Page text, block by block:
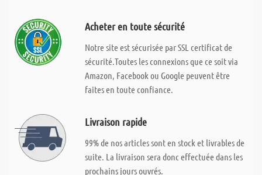
Acheter en toute sécurité
Notre site est sécurisée par SSL certificat de
sécurité.Toutes les connexions que ce soit via
Amazon, Facebook ou Google peuvent être
faites en toute confiance.
Livraison rapide
99% de nos articles sont en stock et livrables de
suite. La livraison sera donc effectuée dans les
prochains jours ouvrés.